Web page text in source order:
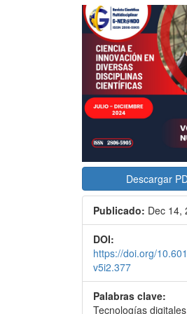
Barra
lateral
del
artículo
Descargar
Publicado: Dec 14,
DOI:
https://doi.org/
v5i2.377
Palabras clave:
Tecnologías